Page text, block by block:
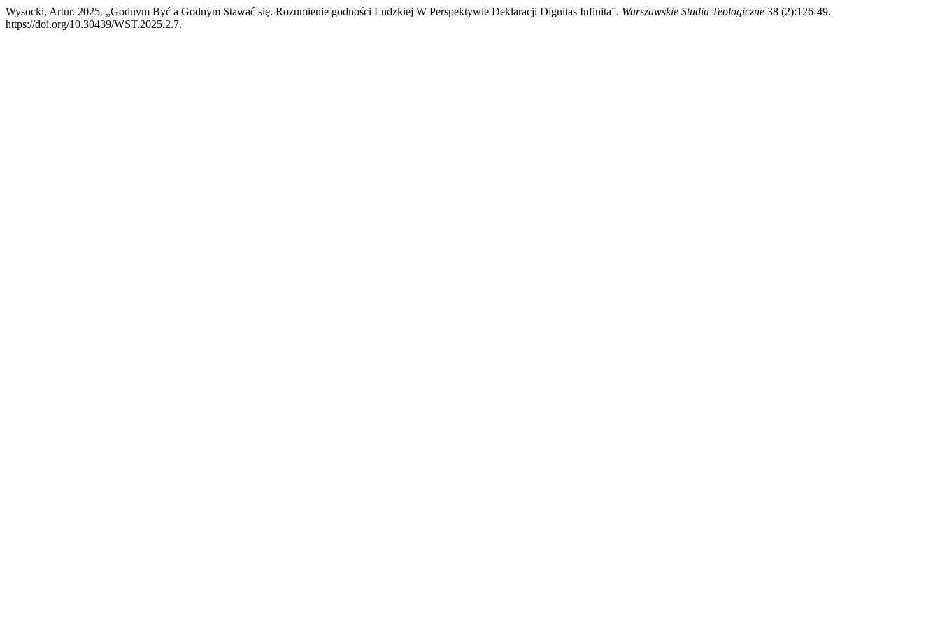
Wysocki, Artur. 2025. „Godnym Być a Godnym Stawać się. Rozumienie godności Ludzkiej W Perspektywie Deklaracji Dignitas Infinita”. Warszawskie Studia Teologiczne 38 (2):126-49.
https://doi.org/10.30439/WST.2025.2.7.